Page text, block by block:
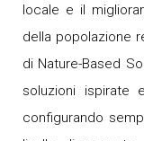
locale e il
della popolazione
di Nature-Based
soluzioni ispirate
configurando